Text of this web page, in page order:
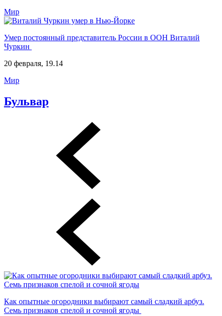
Мир
Умер постоянный представитель России в ООН Виталий
Чуркин
20 февраля, 19.14
Мир
Бульвар
Как опытные огородники выбирают самый сладкий арбуз.
Семь признаков спелой и сочной ягоды